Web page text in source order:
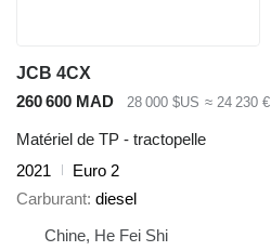
JCB 4CX
260 600 MAD
28 000 $US ≈ 24 230 €
Matériel de TP - tractopelle
2021
Euro 2
Carburant diesel
Chine, He Fei Shi